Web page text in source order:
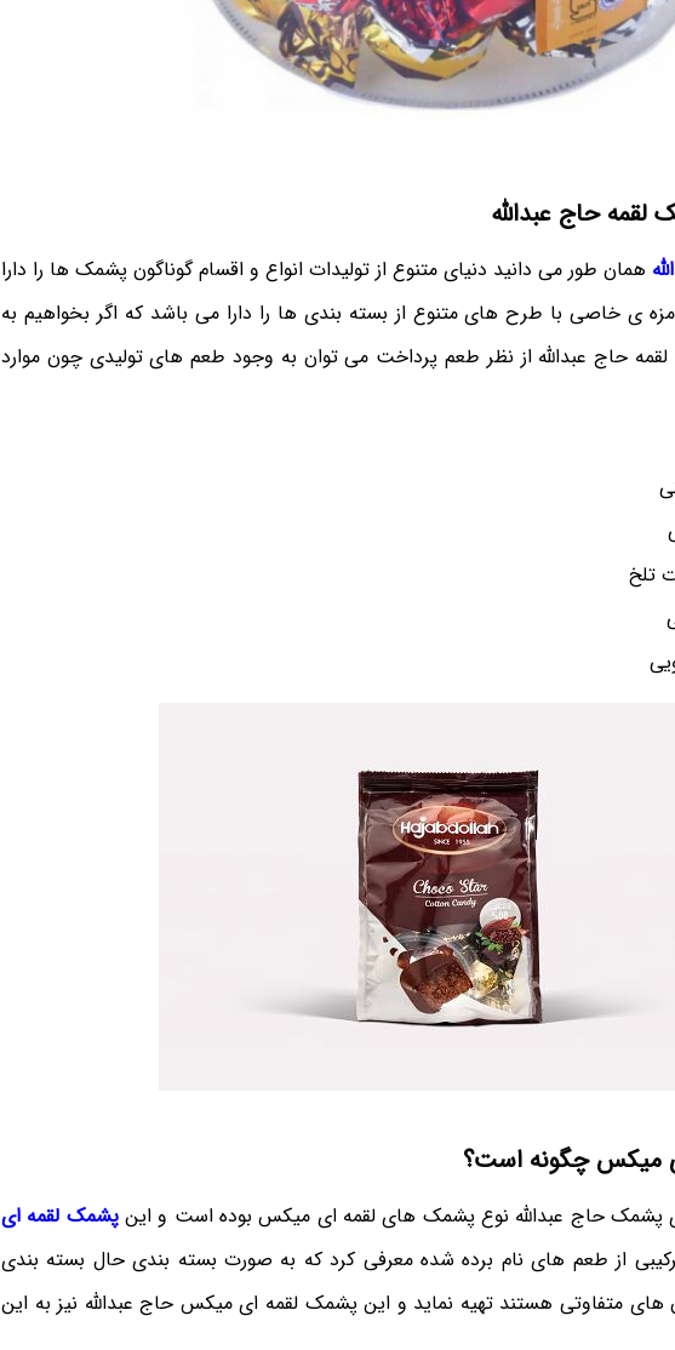
حاج عبدالله
همان طور می دانید دنیای متنوع از تولیدات انواع و اقسام گوناگون پشمک ها را دارا
ی خاصی با طرح های متنوع از بسته بندی ها را دارا می باشد که اگر بخواهیم به
حاج عبدالله از نظر طعم پرداخت می توان به وجود طعم های تولیدی چون موارد
تلخ
میکس چگونه است؟
پشمک حاج عبدالله نوع پشمک های لقمه ای میکس بوده است و اینپشمک لقمه ای
از طعم های نام برده شده معرفی کرد که به صورت بسته بندی حال بسته بندی
متفاوتی هستند تهیه نماید و این پشمک لقمه ای میکس حاج عبدالله نیز به این